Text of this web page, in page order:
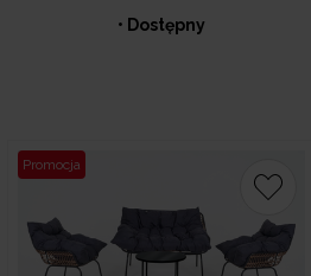
• Dostępny
Promocja